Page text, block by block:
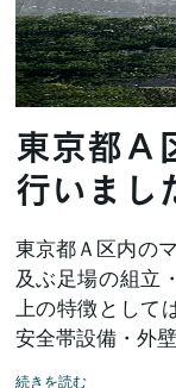
東京都Ａ
行いまし
東京都Ａ区内の
及ぶ足場の組立
上の特徴として
安全帯設備・外
続きを読む